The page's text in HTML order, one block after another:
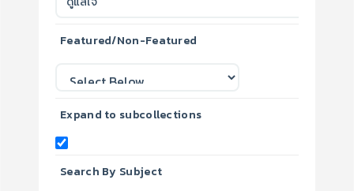
Featured/Non-Featured
Expand to subcollections
Search By Subject